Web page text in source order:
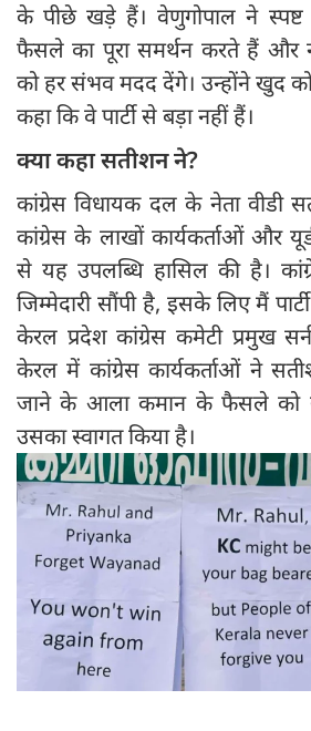
के पीछे खड़े हैं। वेणुगोपाल ने स्पष्ट
फैसले का पूरा समर्थन करते हैं और
को हर संभव मदद देंगे। उन्होंने खुद
कहा कि वे पार्टी से बड़ा नहीं हैं।
क्या कहा सतीशन ने?
कांग्रेस विधायक दल के नेता वीडी
कांग्रेस के लाखों कार्यकर्ताओं और
से यह उपलब्धि हासिल की है।
जिम्मेदारी सौंपी है, इसके लिए मैं
केरल प्रदेश कांग्रेस कमेटी प्रमुख
केरल में कांग्रेस कार्यकर्ताओं ने
जाने के आला कमान के फैसले को
उसका स्वागत किया है।